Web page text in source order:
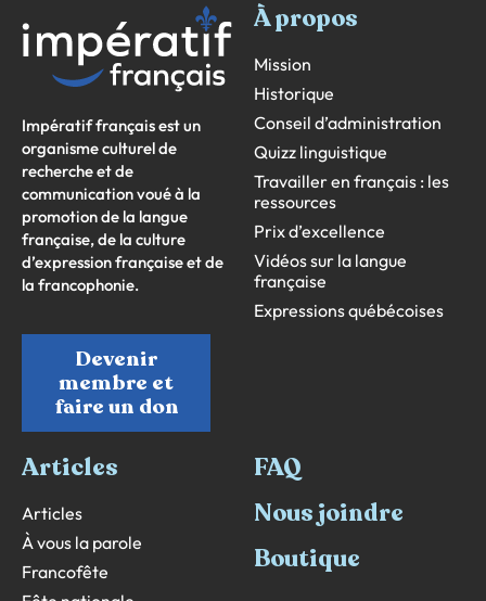
Impératif français est un
organisme culturel de
recherche et de
communication voué à la
promotion de la langue
française, de la culture
d’expression française et de
la francophonie.
Devenir
membre et
faire un don
À propos
Mission
Historique
Conseil d’administration
Quizz linguistique
Travailler en français : les
ressources
Prix d’excellence
Vidéos sur la langue
française
Expressions québécoises
Articles
Articles
À vous la parole
Francofête
FAQ
Nous joindre
Boutique